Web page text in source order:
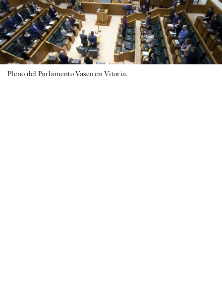
Pleno del Parlamento Vasco en Vitoria.